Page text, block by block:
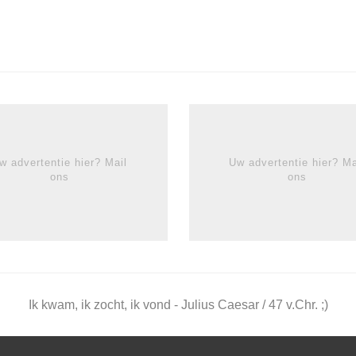
advertentie hier? Mail
ons
Uw advertentie hier?
ons
Ik kwam, ik zocht, ik vond - Julius Caesar / 47 v.Chr. ;)